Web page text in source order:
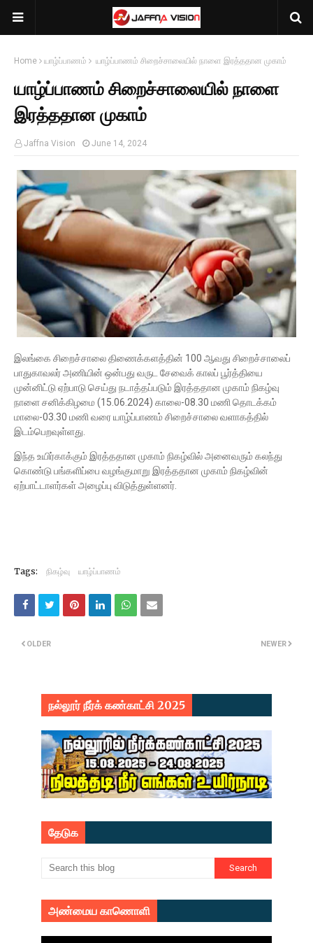
Home யாழ்ப்பாணம் யாழ்ப்பாணம் சிறைச்சாலையில் நாளை இரத்ததான முகாம்
யாழ்ப்பாணம் சிறைச்சாலையில் நாளை
இரத்ததான முகாம்
Jaffna Vision June 14, 2024
இலங்கை சிறைச்சாலை திணைக்களத்தின் 100 ஆவது சிறைச்சாலைப்
பாதுகாவலர் அணியின் ஒன்பது வருட சேவைக் காலப் பூர்த்தியை
முன்னிட்டு ஏற்பாடு செய்து நடாத்தப்படும் இரத்ததான முகாம் நிகழ்வு
நாளை சனிக்கிழமை (15.06.2024) காலை-08.30 மணி தொடக்கம்
மாலை-03.30 மணி வரை யாழ்ப்பாணம் சிறைச்சாலை வளாகத்தில்
இடம்பெறவுள்ளது.
இந்த உயிர்காக்கும் இரத்ததான முகாம் நிகழ்வில் அனைவரும் கலந்து
கொண்டு பங்களிப்பை வழங்குமாறு இரத்ததான முகாம் நிகழ்வின்
ஏற்பாட்டாளர்கள் அழைப்பு விடுத்துள்ளனர்.
Tags: நிகழ்வு யாழ்ப்பாணம்
NEWER
OLDER
நல்லூர் நீர்க் கண்காட்சி 2025
தேடுக
அண்மைய காணொளி